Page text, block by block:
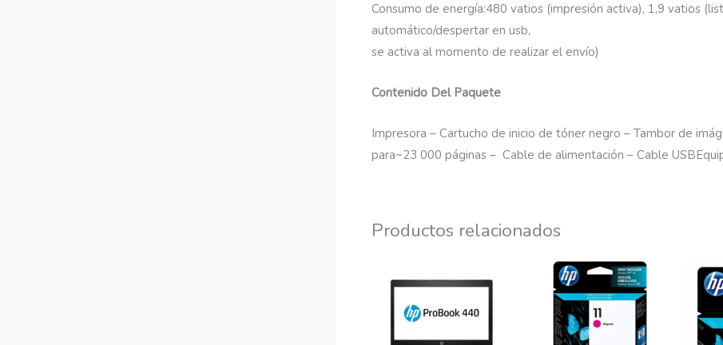
Consumo de energía:480 vatios (impresión activa), 1,9 vatios
automático/despertar en usb,
se activa al momento de realizar el envío)
Contenido Del Paquete
Impresora – Cartucho de inicio de tóner negro – Tambor de
para~23 000 páginas – Cable de alimentación – Cable
Productos relacionados